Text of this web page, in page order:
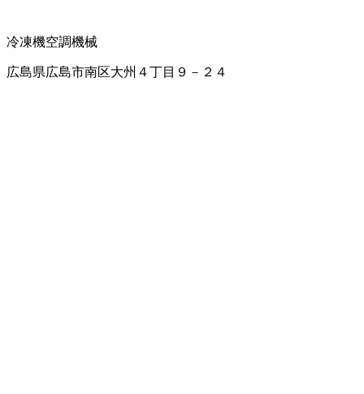
冷凍機空調機械
広島県広島市南区大州４丁目９－２４